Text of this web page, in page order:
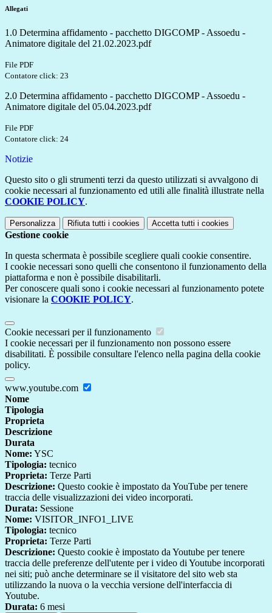
Allegati
1.0 Determina affidamento - pacchetto DIGCOMP - Assoedu -
Animatore digitale del 21.02.2023.pdf
File PDF
Contatore click: 23
2.0 Determina affidamento - pacchetto DIGCOMP - Assoedu -
Animatore digitale del 05.04.2023.pdf
File PDF
Contatore click: 24
Notizie
Questo sito o gli strumenti terzi da questo utilizzati si avvalgono di
cookie necessari al funzionamento ed utili alle finalità illustrate nella
COOKIE POLICY.
Personalizza Rifiuta tutti i cookies Accetta tutti i cookies
Gestione cookie
In questa schermata è possibile scegliere quali cookie consentire.
I cookie necessari sono quelli che consentono il funzionamento della
piattaforma e non è possibile disabilitarli.
Per conoscere quali sono i cookie necessari al funzionamento potete
visionare la COOKIE POLICY.
Cookie necessari per il funzionamento
I cookie necessari per il funzionamento non possono essere
disabilitati. È possibile consultare l'elenco nella pagina della cookie
policy.
www.youtube.com
Nome
Tipologia
Proprieta
Descrizione
Durata
Nome: YSC
Tipologia: tecnico
Proprieta: Terze Parti
Descrizione: Questo cookie è impostato da YouTube per tenere
traccia delle visualizzazioni dei video incorporati.
Durata: Sessione
Nome: VISITOR_INFO1_LIVE
Tipologia: tecnico
Proprieta: Terze Parti
Descrizione: Questo cookie è impostato da Youtube per tenere
traccia delle preferenze dell'utente per i video di Youtube incorporati
nei siti; può anche determinare se il visitatore del sito web sta
utilizzando la nuova o la vecchia versione dell'interfaccia di
Youtube.
Durata: 6 mesi